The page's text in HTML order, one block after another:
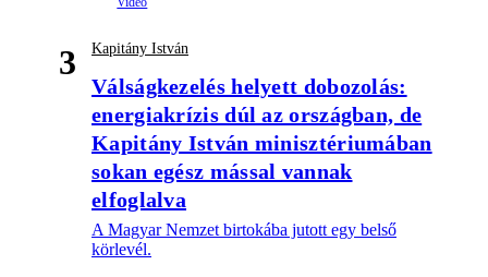
3 Kapitány István
Válságkezelés helyett dobozolás:
energiakrízis dúl az országban, de
Kapitány István minisztériumában
sokan egész mással vannak
elfoglalva
A Magyar Nemzet birtokába jutott egy belső
körlevél.